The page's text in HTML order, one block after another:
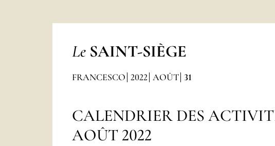
Le SAINT-SIÈGE
FRANCESCO 2022 AOÛT 31
CALENDRIER DES
AOÛT 2022